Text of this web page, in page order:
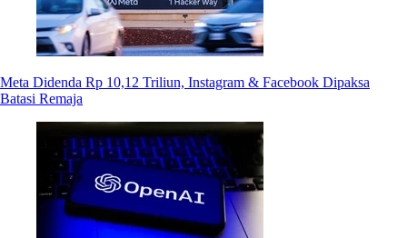
Meta Didenda Rp 10,12 Triliun, Instagram & Facebook Dipaksa
Batasi Remaja